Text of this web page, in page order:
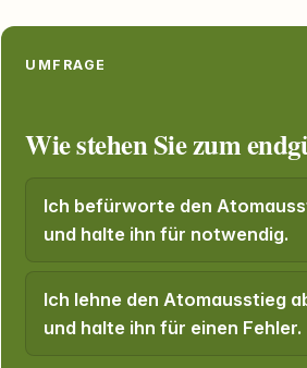
UMFRAGE
Wie stehen Sie zum
Ich befürworte den
und halte ihn für notwendig.
Ich lehne den Atomausstieg
und halte ihn für einen Fehler.